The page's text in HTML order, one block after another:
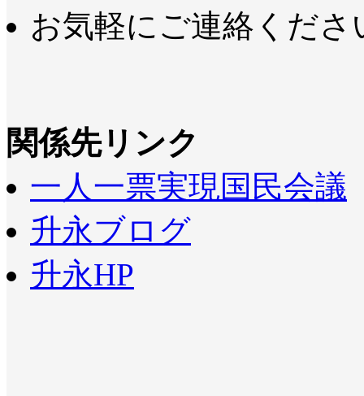
お気軽にご連絡くださ
関係先リンク
一人一票実現国民会議
升永ブログ
升永HP